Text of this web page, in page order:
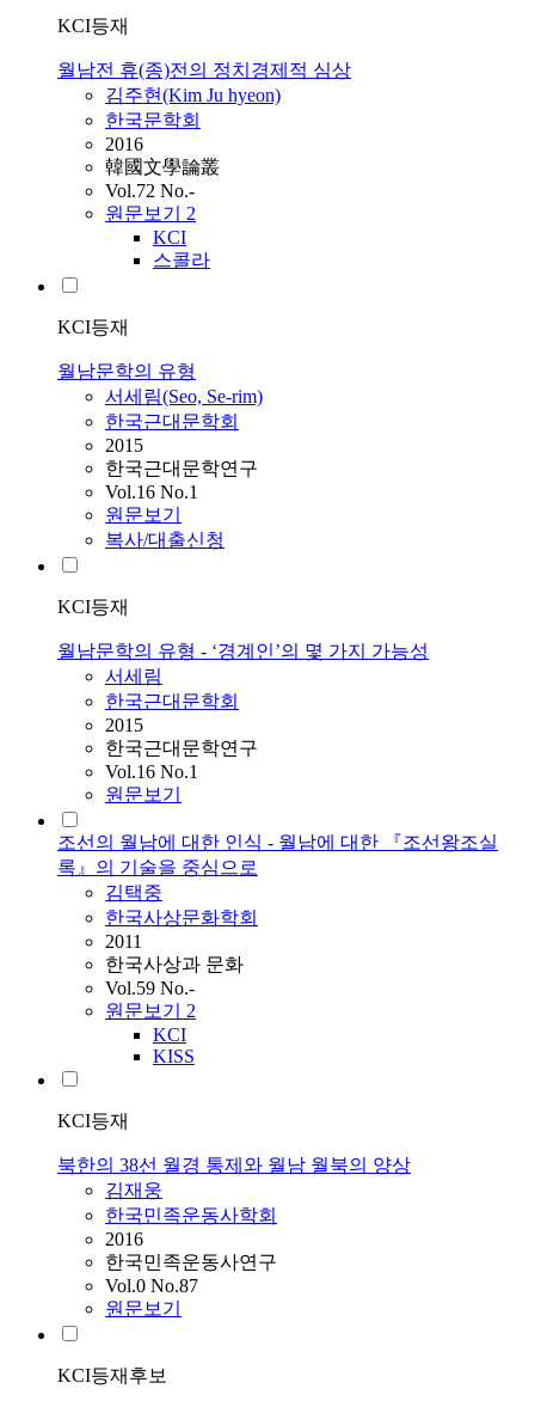
KCI등재
월남전 휴(종)전의 정치경제적 심상
김주현(Kim Ju hyeon)
한국문학회
2016
韓國文學論叢
Vol.72 No.-
원문보기 2
KCI
스콜라
KCI등재
월남문학의 유형
서세림(Seo, Se-rim)
한국근대문학회
2015
한국근대문학연구
Vol.16 No.1
원문보기
복사/대출신청
KCI등재
월남문학의 유형 - ‘경계인’의 몇 가지 가능성
서세림
한국근대문학회
2015
한국근대문학연구
Vol.16 No.1
원문보기
조선의 월남에 대한 인식 - 월남에 대한 『조선왕조실
록』의 기술을 중심으로
김택중
한국사상문화학회
2011
한국사상과 문화
Vol.59 No.-
원문보기 2
KCI
KISS
KCI등재
북한의 38선 월경 통제와 월남 월북의 양상
김재웅
한국민족운동사학회
2016
한국민족운동사연구
Vol.0 No.87
원문보기
KCI등재후보